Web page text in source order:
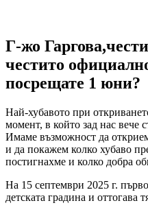
Г-жо
честито
посрещате 1 юни?
Най-хубавото при
момент, в който зад нас вече
Имаме възможност да
и да покажем колко хубаво
постигнахме и колко добра
На 15 септември 2025 г.
детската градина и оттогава